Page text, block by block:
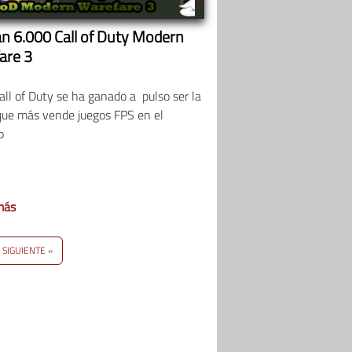
6.000 Call of Duty Modern
3
of Duty se ha ganado a pulso ser la
más vende juegos FPS en el
SIGUIENTE »